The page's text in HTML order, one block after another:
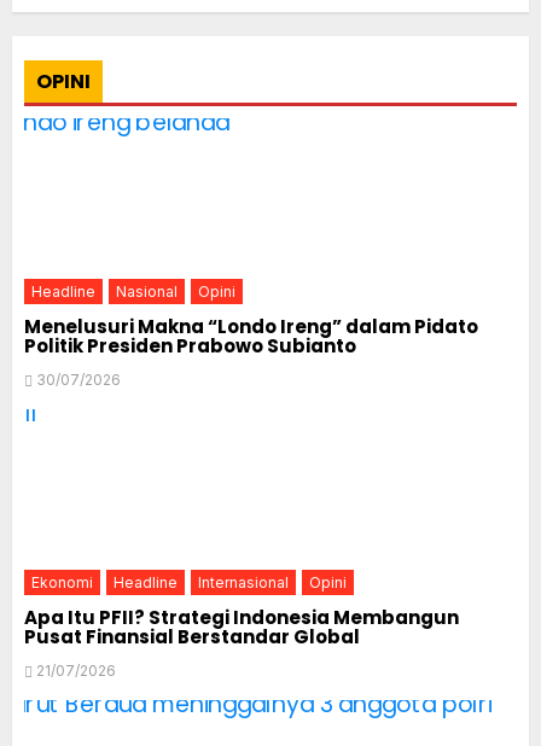
OPINI
Headline Nasional Opini
Menelusuri Makna “Londo Ireng” dalam Pidato
Politik Presiden Prabowo Subianto
30/07/2026
Ekonomi Headline Internasional Opini
Apa Itu PFII? Strategi Indonesia Membangun
Pusat Finansial Berstandar Global
21/07/2026